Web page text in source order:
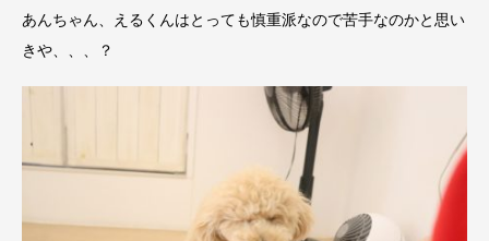
あんちゃん、えるくんはとっても慎重派なので苦手なのかと思い
きや、、、？